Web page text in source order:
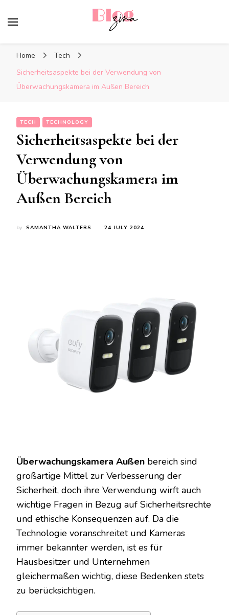
Home
Tech
Sicherheitsaspekte bei der Verwendung von
Überwachungskamera im Außen Bereich
TECH TECHNOLOGY
Sicherheitsaspekte bei der
Verwendung von
Überwachungskamera im
Außen Bereich
by SAMANTHA WALTERS 24 JULY 2024
Überwachungskamera Außen bereich sind
großartige Mittel zur Verbesserung der
Sicherheit, doch ihre Verwendung wirft auch
wichtige Fragen in Bezug auf Sicherheitsrechte
und ethische Konsequenzen auf. Da die
Technologie voranschreitet und Kameras
immer bekannter werden, ist es für
Hausbesitzer und Unternehmen
gleichermaßen wichtig, diese Bedenken stets
zu berücksichtigen.